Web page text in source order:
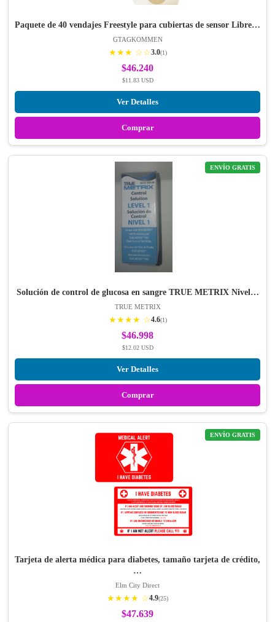
Paquete de 40 vendajes Freestyle para cubiertas de sensor Libre…
GTAGKOMMEN
★★★ ☆☆3.0(1)
$46.240
$11.83 USD
Ver Detalles
Comprar
ENVÍO GRATIS
Solución de control de glucosa en sangre TRUE METRIX Nivel…
TRUE METRIX
★★★★ ☆4.6(1)
$46.998
$12.02 USD
Ver Detalles
Comprar
ENVÍO GRATIS
Tarjeta de alerta médica para diabetes, tamaño tarjeta de crédito,
…
Elm City Direct
★★★★ ☆4.9(25)
$47.639